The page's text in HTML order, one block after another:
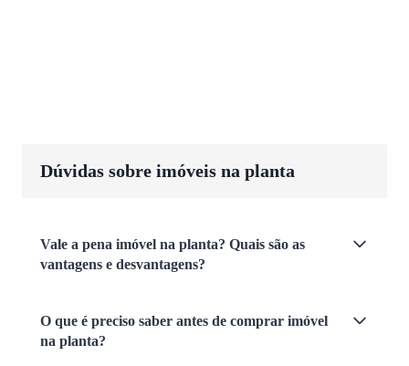
Dúvidas sobre imóveis na planta
Vale a pena imóvel na planta? Quais são as
vantagens e desvantagens?
O que é preciso saber antes de comprar imóvel
na planta?